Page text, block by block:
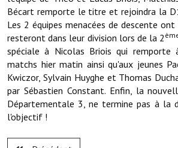
Communication
Le bulletin municipal : Fressinfo & Le
Toutes les publications
Le village dans l'intercommunalité
Communauté de communes
Bécart remporte le titre et rejoindra la
Les 2 équipes menacées de descente
resteront dans leur division lors de la 2
spéciale à Nicolas Briois qui remporte
matchs hier matin ainsi qu'aux jeunes
Kwiczor, Sylvain Huyghe et Thomas
par Sébastien Constant. Enfin, la
Départementale 3, ne termine pas à la
l'objectif !